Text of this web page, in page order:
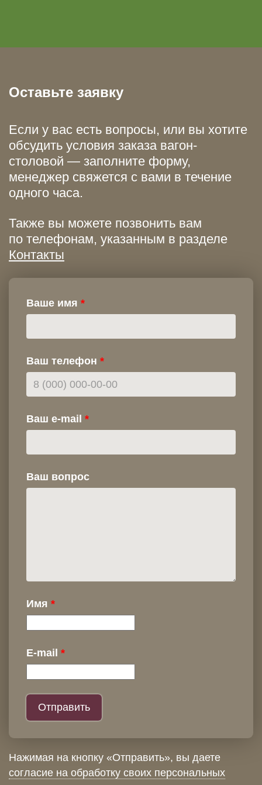
Оставьте заявку
Если у вас есть вопросы, или вы хотите
обсудить условия заказа вагон-
столовой — заполните форму,
менеджер свяжется с вами в течение
одного часа.
Также вы можете позвонить вам
по телефонам, указанным в разделе
Контакты
Ваше имя
Ваш телефон
Ваш e-mail
Ваш вопрос
Имя
E-mail
Нажимая на кнопку «Отправить», вы даете
согласие на обработку своих персональных